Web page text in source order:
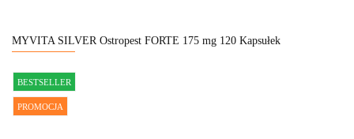
MYVITA SILVER Ostropest FORTE 175 mg 120 Kapsułek
BESTSELLER
PROMOCJA